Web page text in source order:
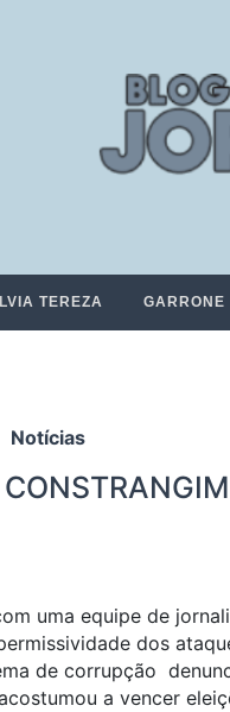
TEREZA GARRONE
Notícias
uma equipe de
dos
de corrupção
a vencer